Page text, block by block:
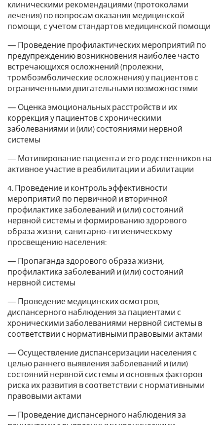
клиническими рекомендациями (протоколами
лечения) по вопросам оказания медицинской
помощи, с учетом стандартов медицинской помощи
— Проведение профилактических мероприятий по
предупреждению возникновения наиболее часто
встречающихся осложнений (пролежни,
тромбоэмболические осложнения) у пациентов с
ограниченными двигательными возможностями
— Оценка эмоциональных расстройств и их
коррекция у пациентов с хроническими
заболеваниями и (или) состояниями нервной
системы
— Мотивирование пациента и его родственников на
активное участие в реабилитации и абилитации
4. Проведение и контроль эффективности
мероприятий по первичной и вторичной
профилактике заболеваний и (или) состояний
нервной системы и формированию здорового
образа жизни, санитарно-гигиеническому
просвещению населения:
— Пропаганда здорового образа жизни,
профилактика заболеваний и (или) состояний
нервной системы
— Проведение медицинских осмотров,
диспансерного наблюдения за пациентами с
хроническими заболеваниями нервной системы в
соответствии с нормативными правовыми актами
— Осуществление диспансеризации населения с
целью раннего выявления заболеваний и (или)
состояний нервной системы и основных факторов
риска их развития в соответствии с нормативными
правовыми актами
— Проведение диспансерного наблюдения за